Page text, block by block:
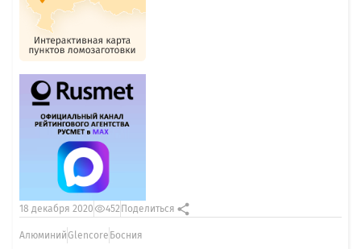
18 декабря 2020 452 Поделиться
АлюминийGlencore Босния